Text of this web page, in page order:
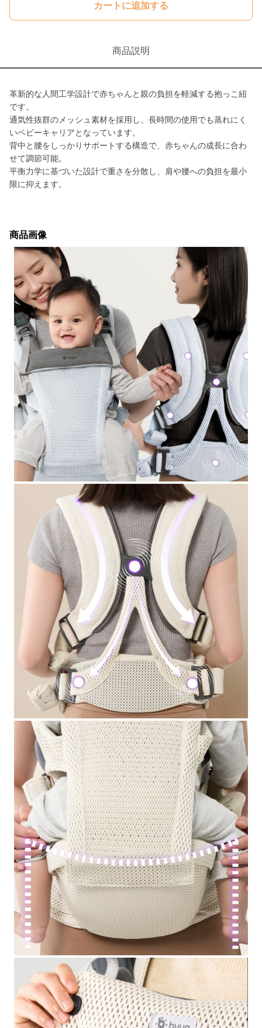
カートに追加する
商品説明
革新的な人間工学設計で赤ちゃんと親の負担を軽減する抱っこ紐
です。
通気性抜群のメッシュ素材を採用し、長時間の使用でも蒸れにく
いベビーキャリアとなっています。
背中と腰をしっかりサポートする構造で、赤ちゃんの成長に合わ
せて調節可能。
平衡力学に基づいた設計で重さを分散し、肩や腰への負担を最小
限に抑えます。
商品画像